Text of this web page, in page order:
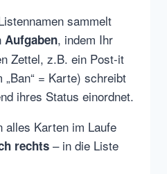
sammelt
Aufgaben, indem Ihr
Zettel, z.B. ein Post-it
= Karte) schreibt
ihres Status einordnet.
alles Karten im Laufe
rechts – in die Liste